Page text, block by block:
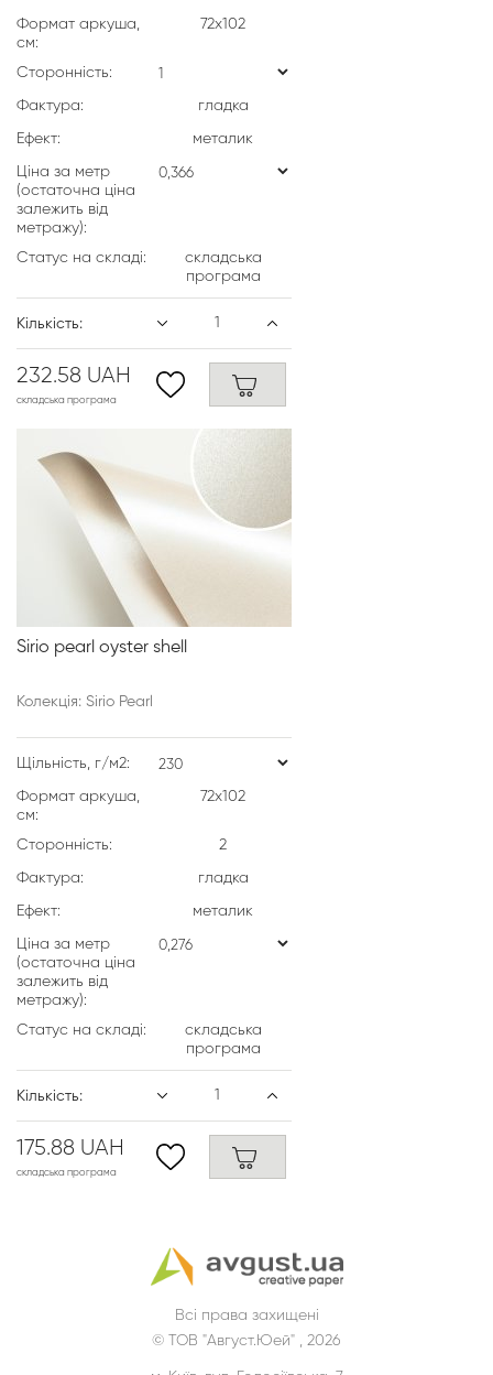
Формат аркуша,
см:
72х102
Сторонність:
Фактура: гладка
Ефект: металик
Ціна за метр
(остаточна ціна
залежить від
метражу):
Статус на складі:
складська
програма
Кількість:
232.58 UAH
складська програма
Sirio pearl oyster shell
Колекція: Sirio Pearl
Щільність, г/м2:
Формат аркуша,
см:
72х102
Сторонність: 2
Фактура: гладка
Ефект: металик
Ціна за метр
(остаточна ціна
залежить від
метражу):
Статус на складі:
складська
програма
Кількість:
175.88 UAH
складська програма
Всі права захищені
© ТОВ "Август.Юей" , 2026